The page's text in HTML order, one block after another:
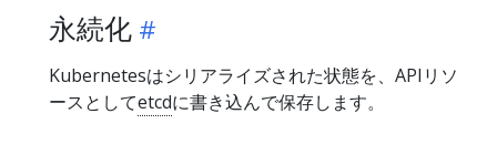
永続化
Kubernetesはシリアライズされた状態を、APIリソ
ースとしてetcdに書き込んで保存します。